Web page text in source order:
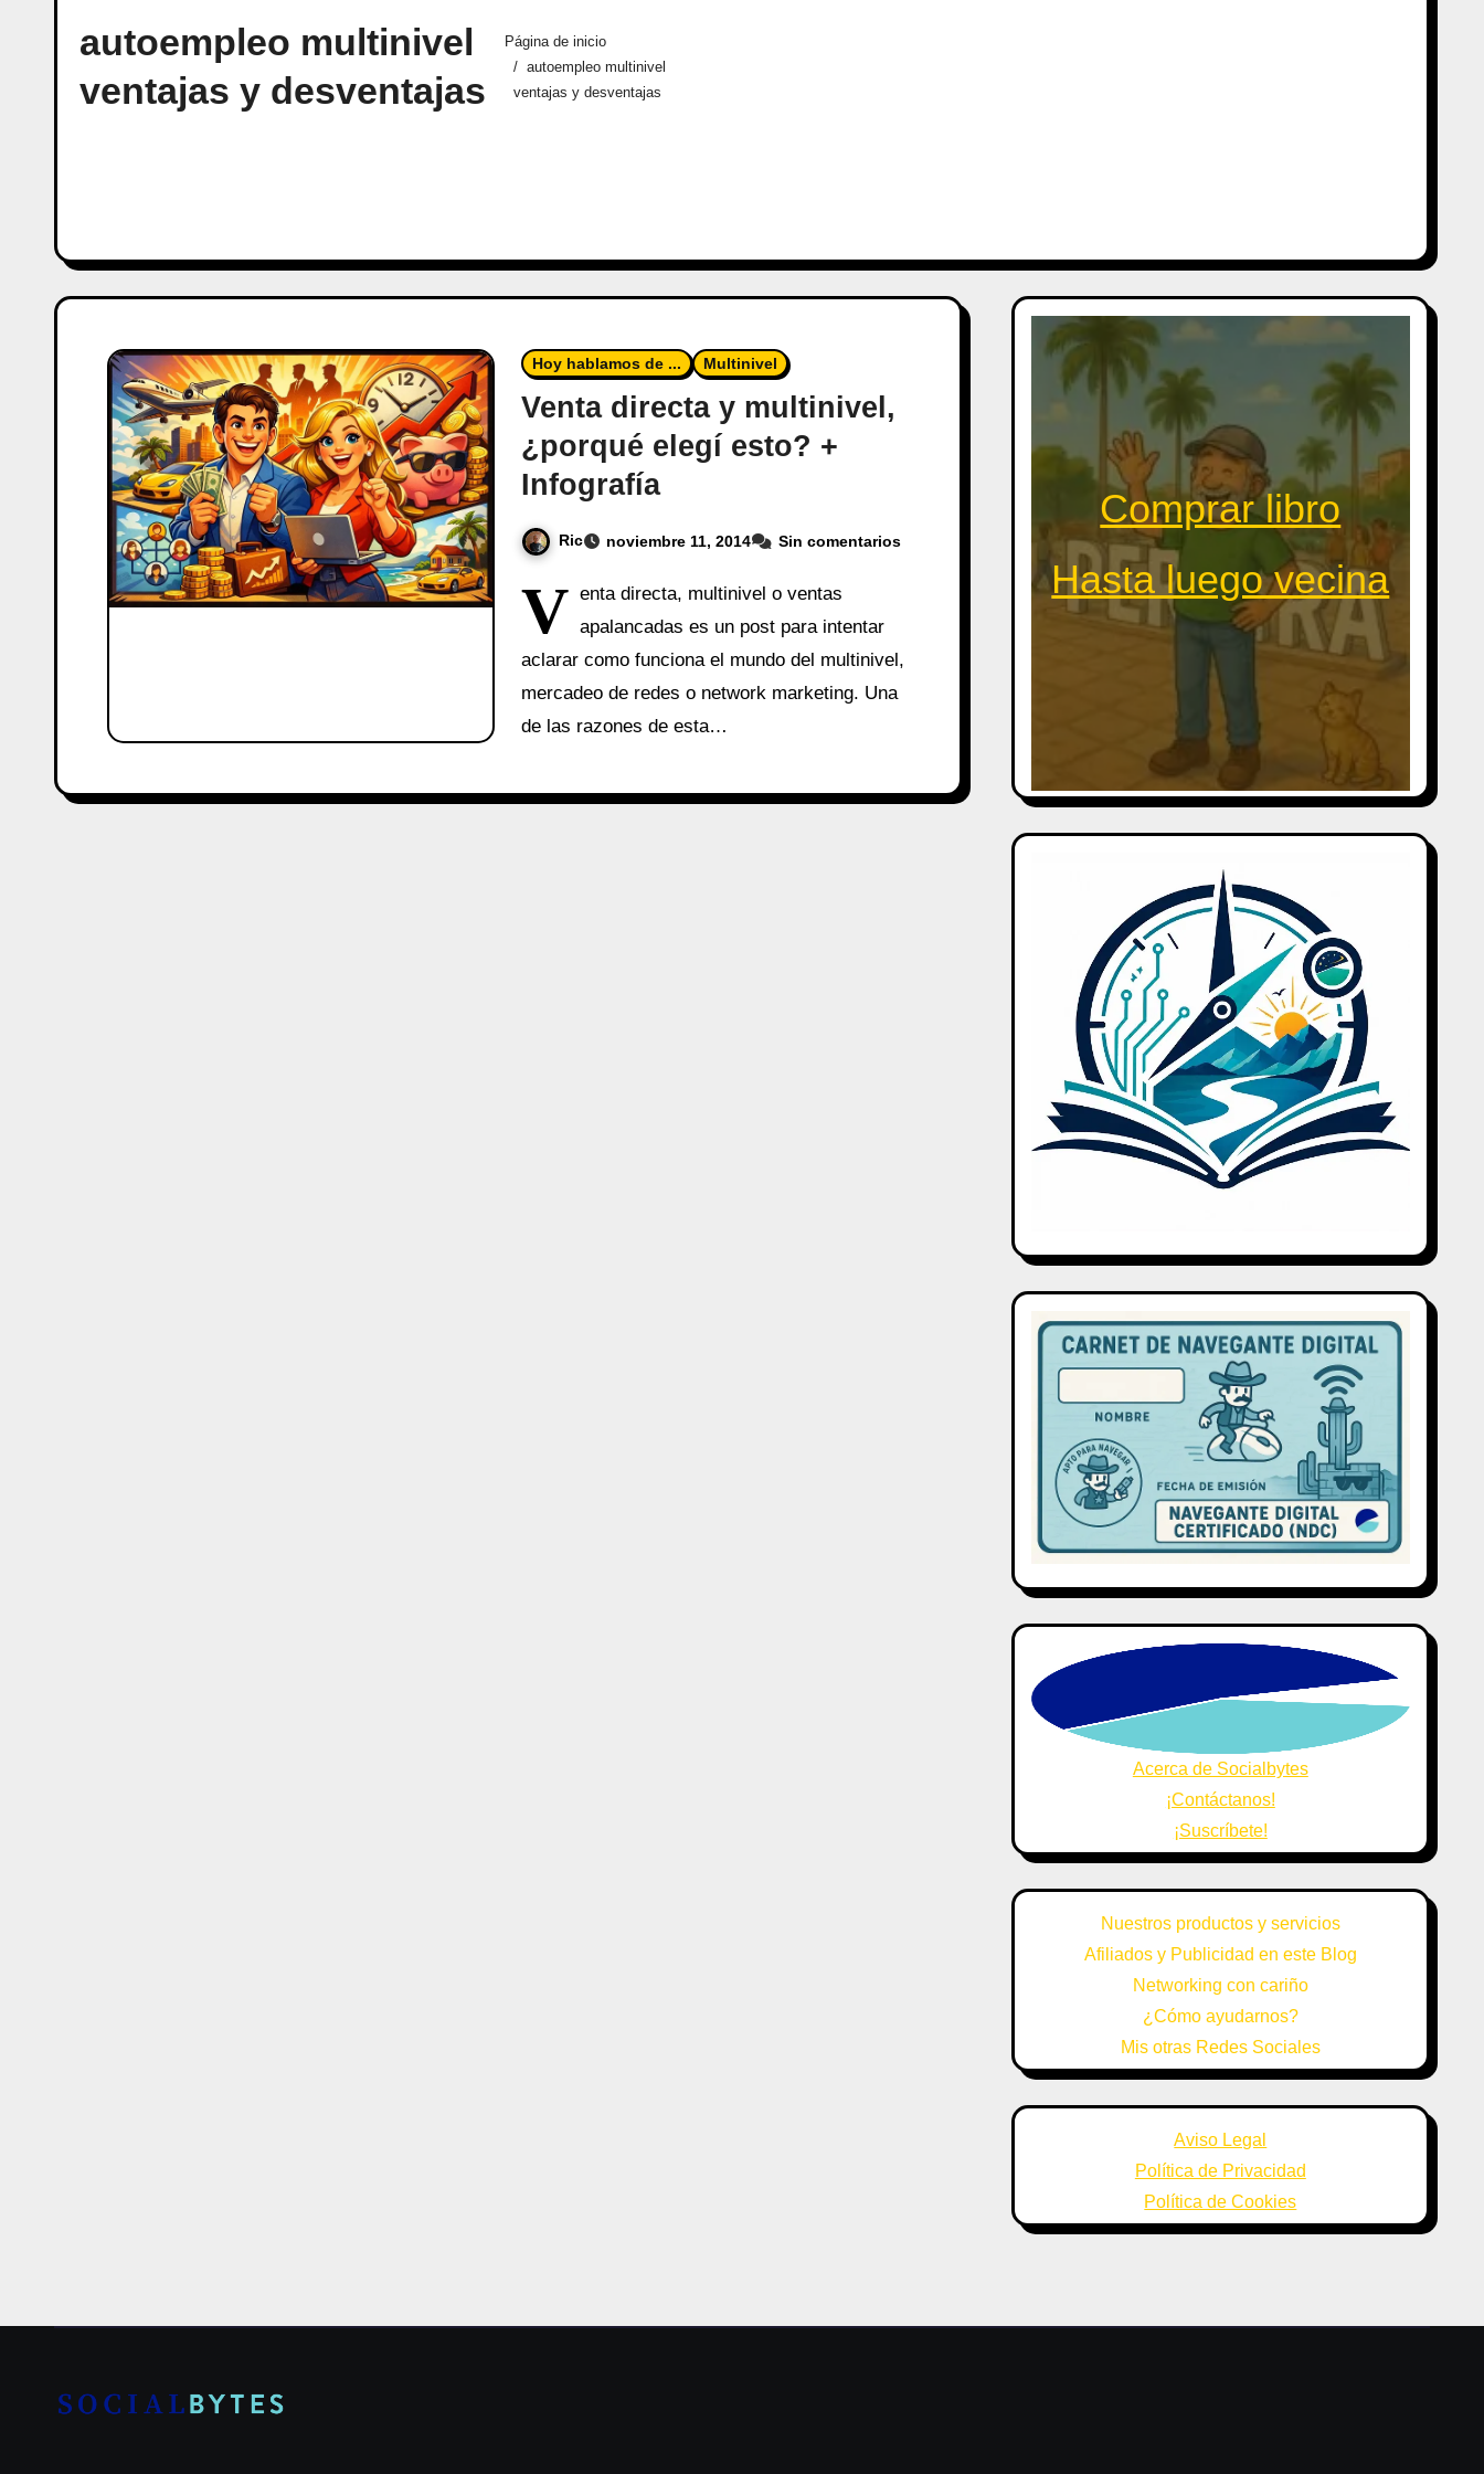
autoempleo multinivel
ventajas y desventajas
Página de inicio
autoempleo multinivel
ventajas y desventajas
Hoy hablamos de ... Multinivel
Venta directa y multinivel,
¿porqué elegí esto? +
Infografía
Ric noviembre 11, 2014 Sin comentarios
V enta directa, multinivel o ventas
apalancadas es un post para intentar
aclarar como funciona el mundo del multinivel,
mercadeo de redes o network marketing. Una
de las razones de esta…
Comprar libro
Hasta luego vecina
Acerca de Socialbytes
¡Contáctanos!
¡Suscríbete!
Nuestros productos y servicios
Afiliados y Publicidad en este Blog
Networking con cariño
¿Cómo ayudarnos?
Mis otras Redes Sociales
Aviso Legal
Política de Privacidad
Política de Cookies